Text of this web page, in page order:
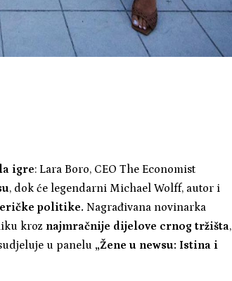
igre: Lara Boro, CEO The Economist
, dok će legendarni Michael Wolff, autor i
politike. Nagrađivana novinarka
kroz najmračnije dijelove crnog tržišta,
u panelu „Žene u newsu: Istina i